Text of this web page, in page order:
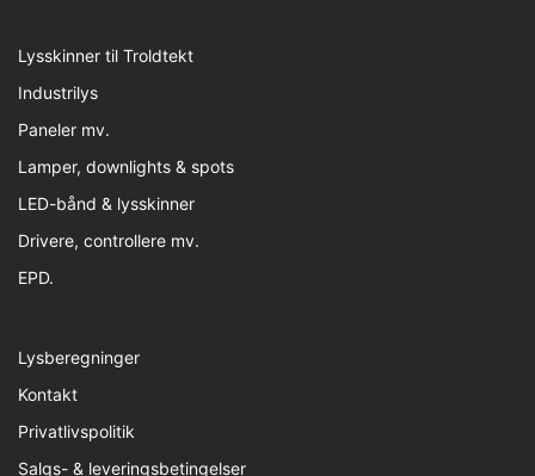
Lysskinner til Troldtekt
Industrilys
Paneler mv.
Lamper, downlights & spots
LED-bånd & lysskinner
Drivere, controllere mv.
EPD.
Lysberegninger
Kontakt
Privatlivspolitik
Salgs- & leveringsbetingelser